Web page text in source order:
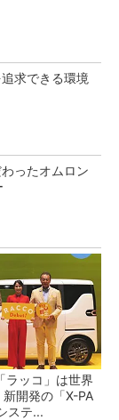
求できる環境
ったオムロン
ラッコ」は世界
開発の「X-PA
ステ...